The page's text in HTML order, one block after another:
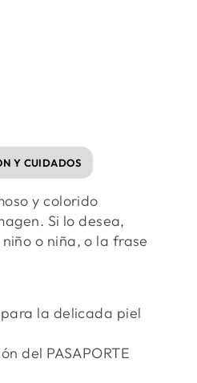
Y CUIDADOS
y colorido
Si lo desea,
o niña, o la frase
para la delicada piel
del PASAPORTE